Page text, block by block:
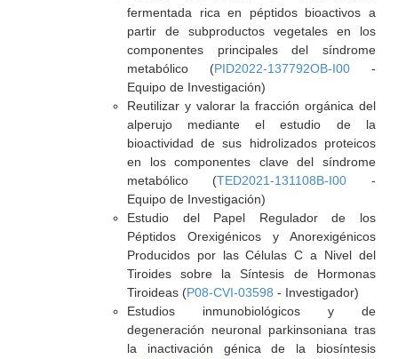
fermentada rica en péptidos bioactivos a
partir de subproductos vegetales en los
componentes principales del síndrome
metabólico (PID2022-137792OB-I00-
Equipo de Investigación)
Reutilizar y valorar la fracción orgánica del
alperujo mediante el estudio de la
bioactividad de sus hidrolizados proteicos
en los componentes clave del síndrome
metabólico (TED2021-131108B-I00 -
Equipo de Investigación)
Estudio del Papel Regulador de los
Péptidos Orexigénicos y Anorexigénicos
Producidos por las Células C a Nivel del
Tiroides sobre la Síntesis de Hormonas
Tiroideas (P08-CVI-03598 - Investigador)
Estudios inmunobiológicos y de
degeneración neuronal parkinsoniana tras
la inactivación génica de la biosíntesis